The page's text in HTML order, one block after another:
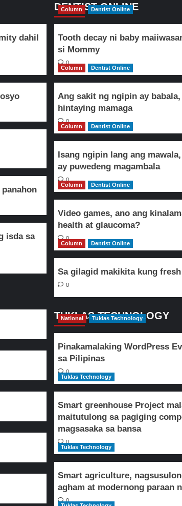
dahil
isda sa
DENTIST ONLINE
Column Dentist Online
Tooth decay ni baby
si Mommy
0
Column
Dentist Online
Ang sakit ng ngipin ay
hintaying mamaga
0
Column
Dentist Online
Isang ngipin lang ang
ay puwedeng magambala
0
Column
Dentist Online
Video games, ano ang
health at glaucoma?
0
Column
Dentist Online
Sa gilagid makikita kung
0
TUKLAS TECHNOLOGY
National Tuklas Technology
Pinakamalaking WordPress
sa Pilipinas
0
Tuklas Technology
Smart greenhouse Project
maitutulong sa pagiging
magsasaka sa bansa
0
Tuklas Technology
Smart agriculture,
agham at modernong paraan
0